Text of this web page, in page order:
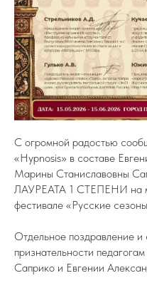
С огромной радостью
«Hypnosis» в составе
Марины Станиславовны
ЛАУРЕАТА 1 СТЕПЕНИ на
фестивале «Русские
Отдельное поздравление и
признательности
Саприко и Евгении